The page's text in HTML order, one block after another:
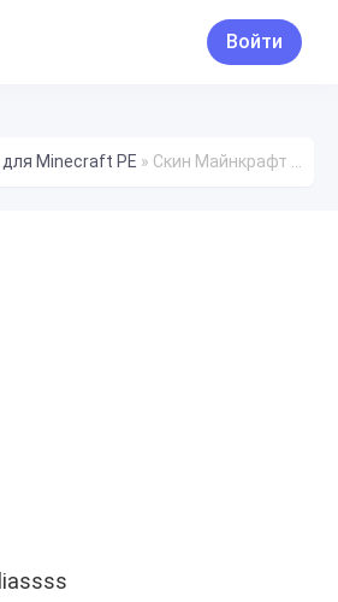
Войти
Minecraft PE » Скин Майнкрафт liassss